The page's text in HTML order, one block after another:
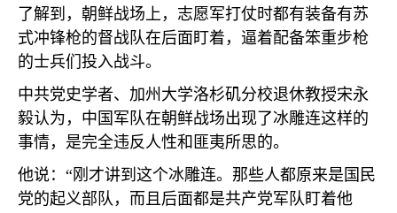
了解到，朝鲜战场上，志愿军打仗时都有装备有苏
式冲锋枪的督战队在后面盯着，逼着配备笨重步枪
的士兵们投入战斗。
中共党史学者、加州大学洛杉矶分校退休教授宋永
毅认为，中国军队在朝鲜战场出现了冰雕连这样的
事情，是完全违反人性和匪夷所思的。
他说：“刚才讲到这个冰雕连。那些人都原来是国民
党的起义部队，而且后面都是共产党军队盯着他